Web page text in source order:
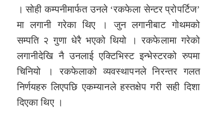
। सोही कम्पनीमार्फत उनले ‘रकफेला सेन्टर प्रोपर्टिज’
मा लगानी गरेका थिए । जुन लगानीबाट गोथमको
सम्पति २ गुणा धेरै भएको थियो । रकफेलामा गरेको
लगानीदेखि नै उनलाई एक्टिभिस्ट इन्भेस्टरको रुपमा
चिनियो । रकफेलाको व्यवस्थापनले निरन्तर गलत
निर्णयहरु लिएपछि एकम्यानले हस्तक्षेप गरी सही दिशा
दिएका थिए ।